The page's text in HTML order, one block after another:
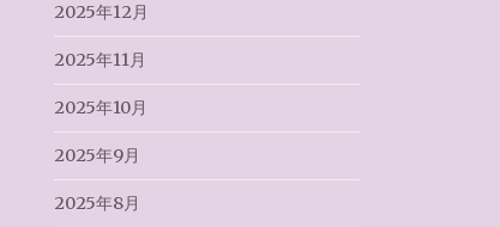
2025年12月
2025年11月
2025年10月
2025年9月
2025年8月